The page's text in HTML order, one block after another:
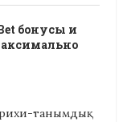
бонусы и
танымдық